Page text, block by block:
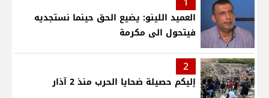
العميد اللينو: يضيع الحق حينما نستجديه
فيتحول الى مكرمة
2
إليكم حصيلة ضحايا الحرب منذ 2 آذار